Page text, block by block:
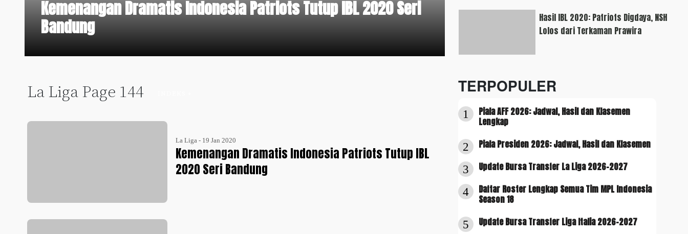
Kemenangan Dramatis Indonesia Patriots Tutup IBL 2020 Seri
Bandung
Hasil IBL 2020: Patriots Digdaya, NSH
Lolos dari Terkaman Prawira
La Liga Page 144
La Liga - 19 Jan 2020
Kemenangan Dramatis Indonesia Patriots Tutup IBL
2020 Seri Bandung
TERPOPULER
1
Piala AFF 2026: Jadwal, Hasil dan Klasemen
Lengkap
2 Piala Presiden 2026: Jadwal, Hasil dan Klasemen
3 Update Bursa Transfer La Liga 2026-2027
4
Daftar Roster Lengkap Semua Tim MPL Indonesia
Season 18
5 Update Bursa Transfer Liga Italia 2026-2027